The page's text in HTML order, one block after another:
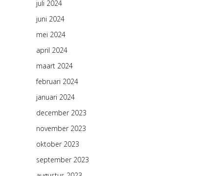
juli 2024
juni 2024
mei 2024
april 2024
maart 2024
februari 2024
januari 2024
december 2023
november 2023
oktober 2023
september 2023